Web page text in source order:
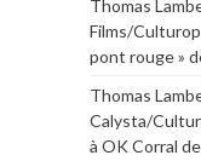
Thomas
Films/
pont rouge »
Thomas
Calysta/
à OK Corral